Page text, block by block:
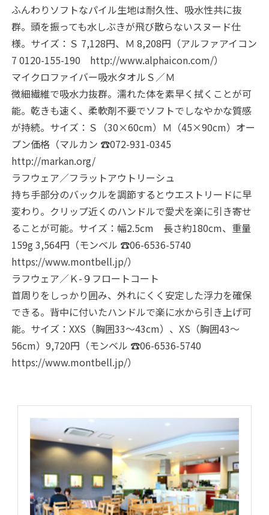
ふんわりソフトなパイル生地は耐久性、吸水性共に抜
群。頭を振っても水しぶきが飛び散らないスヌード仕
様。サイズ：Ｓ 7,128円、Ｍ 8,208円（アルファアイコン
7 0120-155-190 http://www.alphaicon.com/）
マイクロファイバー吸水タオルＳ／Ｍ
微細繊維で吸水力抜群。濡れた体を素早く拭くことが可
能。乾きも速く、柔軟剤不要でソフトでしなやかな質感
が持続。サイズ：Ｓ（30×60cm）Ｍ（45×90cm）オー
プン価格（マルカン ☎072-931-0345
http://markan.org/
ラフウェア／フラットアウトリーシュ
持ち手部分のバックルを調節するとウエストリードに早
変わり。クリップ近くのハンドルで愛犬を楽に引き寄せ
ることが可能。サイズ：幅2.5cm 長さ約180cm、重量
159g 3,564円（モンベル ☎06-6536-5740
https://www.montbell.jp/）
ラフウェア／Ｋ-９フロートコート
首周りをしっかり囲み、外れにくく安定した浮力を確保
できる。背中に付いたハンドルで楽に水から引き上げ可
能。サイズ：XXS（胸囲33〜43cm）、XS（胸囲43〜
56cm）9,720円（モンベル ☎06-6536-5740
https://www.montbell.jp/）